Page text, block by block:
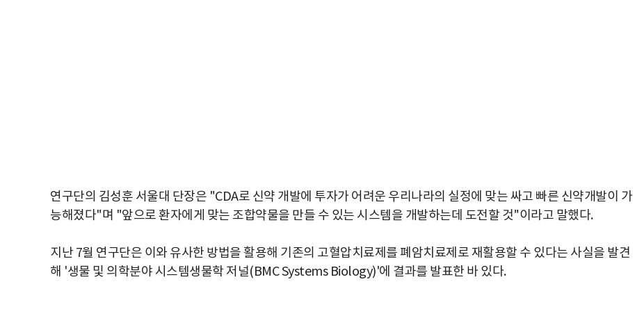
연구단의 김성훈 서울대 단장은 "CDA로 신약 개발에 투자가 어려운 우리나라의 실정에 맞는 싸고 빠른 신약개발이 가
능해졌다"며 "앞으로 환자에게 맞는 조합약물을 만들 수 있는 시스템을 개발하는데 도전할 것"이라고 말했다.
지난 7월 연구단은 이와 유사한 방법을 활용해 기존의 고혈압치료제를 폐암치료제로 재활용할 수 있다는 사실을 발견
해 '생물 및 의학분야 시스템생물학 저널(BMC Systems Biology)'에 결과를 발표한 바 있다.